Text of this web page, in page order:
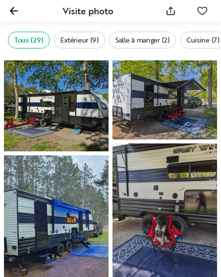
Visite photo
Tous (29) Extérieur (9) Salle à manger (2) Cuisine (7)